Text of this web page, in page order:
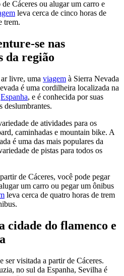
Cáceres ou alugar um carro e
leva cerca de cinco horas de
trem.
se nas
da região
livre, uma viagem à Sierra Nevada
é uma cordilheira localizada na
Espanha, e é conhecida por suas
deslumbrantes.
de atividades para os
caminhadas e mountain bike. A
é uma das mais populares da
de pistas para todos os
de Cáceres, você pode pegar
um carro ou pegar um ônibus
leva cerca de quatro horas de trem
cidade do flamenco e
ser visitada a partir de Cáceres.
no sul da Espanha, Sevilha é